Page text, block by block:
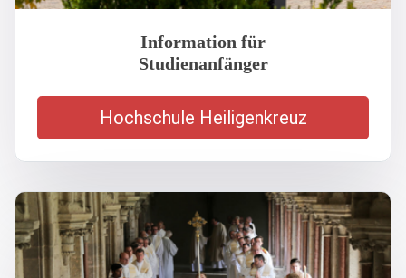
Information für
Studienanfänger
Hochschule Heiligenkreuz